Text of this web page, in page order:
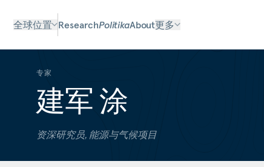
全球位置 ResearchPolitikaAbout更多
专家
建军 涂
资深研究员, 能源与气候项目